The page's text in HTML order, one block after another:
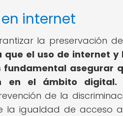
internet
la preservación
que el uso de internet y
fundamental asegurar
en el ámbito digital.
de la
la igualdad de acceso